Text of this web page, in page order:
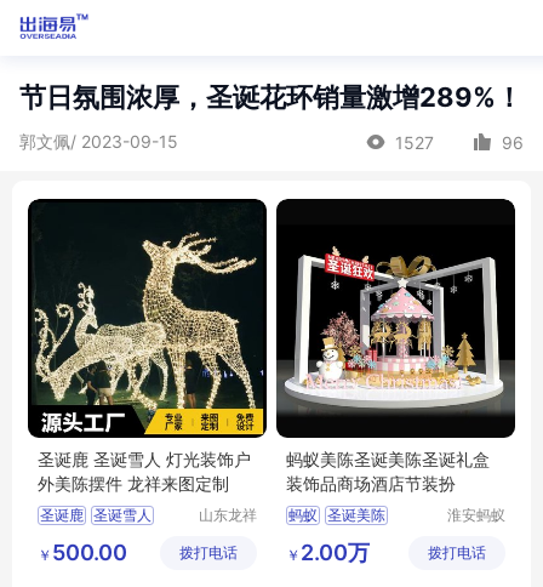
节日氛围浓厚，圣诞花环销量激增289%！
郭文佩/ 2023-09-15 1527 96
圣诞鹿 圣诞雪人 灯光装饰户
外美陈摆件 龙祥来图定制
圣诞鹿 圣诞雪人
山东龙祥
有限公司
￥ 500.00 拨打电话
蚂蚁美陈圣诞美陈圣诞礼盒
装饰品商场酒店节装扮
蚂蚁 圣诞美陈
淮安蚂蚁
制作有限
￥ 2.00万 拨打电话